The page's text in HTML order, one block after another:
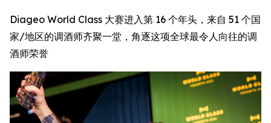
Diageo World Class 大赛进入第 16 个年头，来自 51 个国
家/地区的调酒师齐聚一堂，角逐这项全球最令人向往的调
酒师荣誉